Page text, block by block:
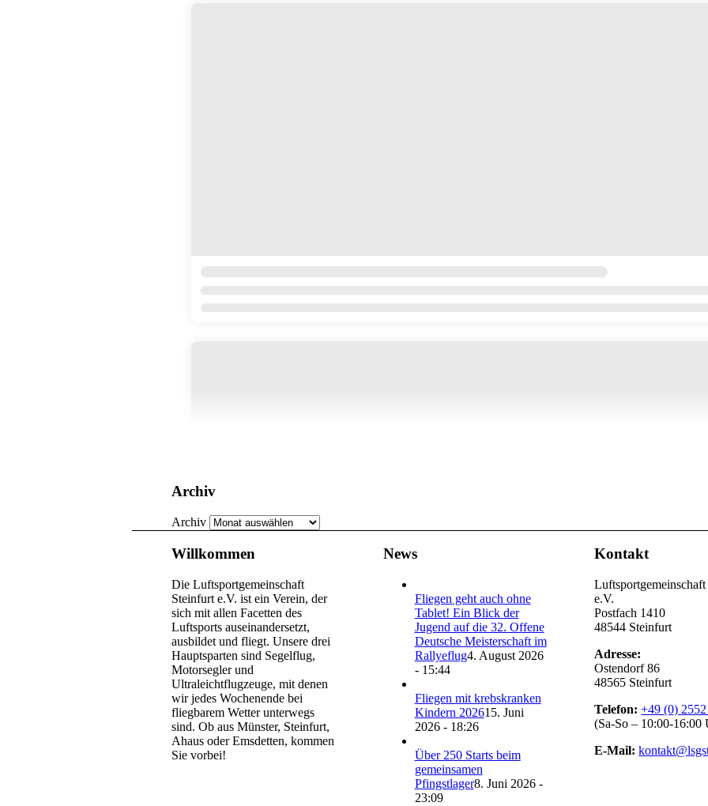
Archiv
Archiv
Willkommen
Die Luftsportgemeinschaft
Steinfurt e.V. ist ein Verein, der
sich mit allen Facetten des
Luftsports auseinandersetzt,
ausbildet und fliegt. Unsere drei
Hauptsparten sind Segelflug,
Motorsegler und
Ultraleichtflugzeuge, mit denen
wir jedes Wochenende bei
fliegbarem Wetter unterwegs
sind. Ob aus Münster, Steinfurt,
Ahaus oder Emsdetten, kommen
Sie vorbei!
News
Fliegen geht auch ohne
Tablet! Ein Blick der
Jugend auf die 32. Offene
Deutsche Meisterschaft im
Rallyeflug4. August 2026
- 15:44
Fliegen mit krebskranken
Kindern 202615. Juni
2026 - 18:26
Über 250 Starts beim
gemeinsamen
Pfingstlager8. Juni 2026 -
23:09
Kontakt
e.V.
Postfach 1410
48544 Steinfurt
Adresse:
Ostendorf 86
48565 Steinfurt
Telefon: +49 (0)
(Sa-So – 10:00-16:00
E-Mail: